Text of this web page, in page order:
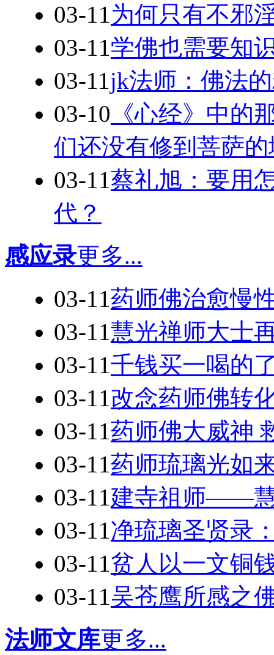
03-11为何只有不邪
03-11学佛也需要知
03-11jk法师：佛法
03-10 《心经》中的
们还没有修到菩萨的
03-11蔡礼旭：要用
代？
感应录更多...
03-11药师佛治愈慢
03-11慧光禅师大士
03-11千钱买一喝的
03-11改念药师佛转
03-11药师佛大威神
03-11药师琉璃光如
03-11建寺祖师——
03-11净琉璃圣贤录
03-11贫人以一文铜
03-11吴苍鹰所感之
法师文库更多...